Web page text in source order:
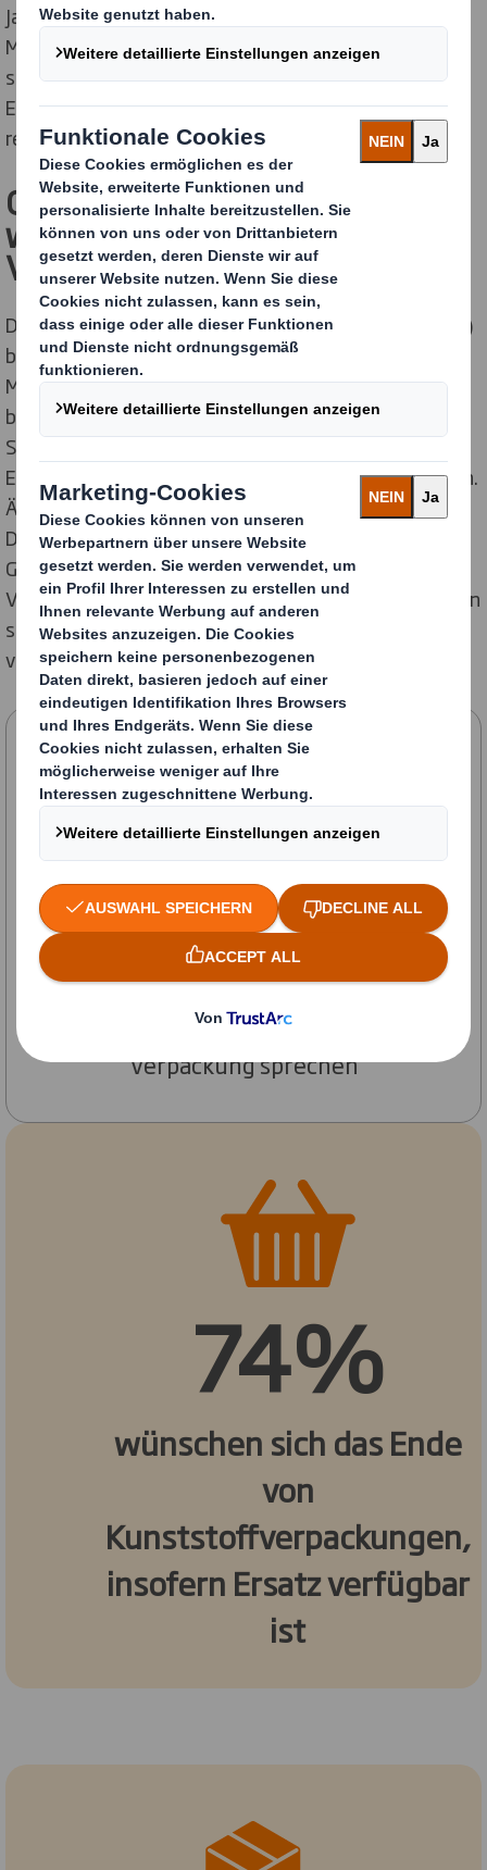
Jahr ansteigen, was einer Gesamtmenge von 21,8
Milliarden entspricht. Dies steht im Gegensatz zum
stationären Einzelhandel, wo die Verwendung von
Einweg-Kunststoffverpackungen seit 2022 stark
reduziert wurde.
Gewissensfrage: Einkaufende
wünschen sich
Verpackungsalternativen
Die Mehrheit der Europäerinnen und Europäer (73,8 %)
befürwortet den Wechsel zu leichter recycelbaren
Materialien, wie die Umfrage zeigt. So geben
beispielsweise mehr als zwei Drittel (76,7 %) der
Spanier:innen an, dass sie es vorziehen, ihre Online-
Einkäufe in Wellpappe oder Papier verpackt zu erhalten.
Ähnlich sieht es in Polen (76,6 %), Italien (76,5 %),
Deutschland (75 %), Frankreich (71,5 %) und
Großbritannien (67 %) aus. Mit ein Grund für dieses
Votum: Mehr als die Hälfte (51%) der Befragten hat ein
schlechtes Gewissen, wenn ihre Bestellung in Plastik
verpackt ist.
Kontaktieren Sie uns
Lassen Sie uns gemeinsam über Ihre
Verpackung sprechen
74%
wünschen sich das Ende
von
Kunststoffverpackungen,
insofern Ersatz verfügbar
ist